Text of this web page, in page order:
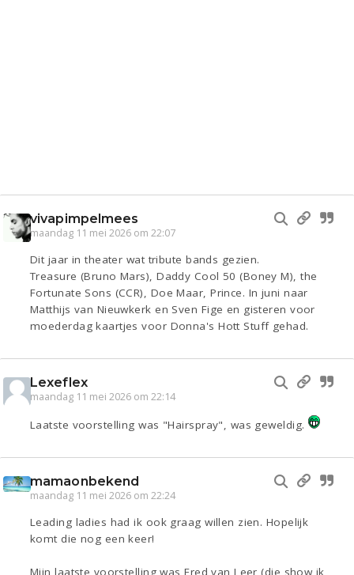
vivapimpelmees
maandag 11 mei 2026 om 22:07
Dit jaar in theater wat tribute bands gezien.
Treasure (Bruno Mars), Daddy Cool 50 (Boney M), the
Fortunate Sons (CCR), Doe Maar, Prince. In juni naar
Matthijs van Nieuwkerk en Sven Fige en gisteren voor
moederdag kaartjes voor Donna's Hott Stuff gehad.
Lexeflex
maandag 11 mei 2026 om 22:14
Laatste voorstelling was "Hairspray", was geweldig.
mamaonbekend
maandag 11 mei 2026 om 22:24
Leading ladies had ik ook graag willen zien. Hopelijk
komt die nog een keer!
Mijn laatste voorstelling was Fred van Leer (die show ik